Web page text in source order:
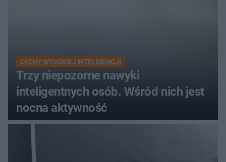
CECHY WYSOKIEJ INTELIGENCJI
Trzy niepozorne nawyki
inteligentnych osób. Wśród nich jest
nocna aktywność